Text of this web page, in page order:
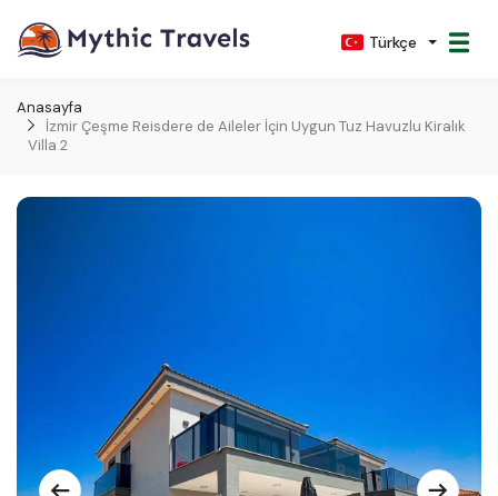
Türkçe
Anasayfa
İzmir Çeşme Reisdere de Aileler İçin Uygun Tuz Havuzlu Kiralık
Villa 2